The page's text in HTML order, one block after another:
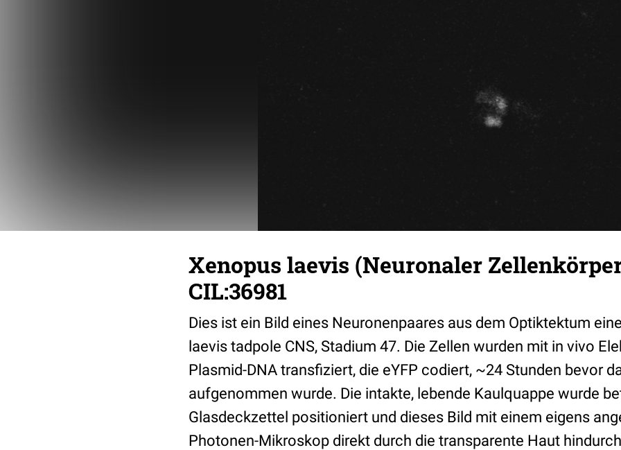
Xenopus laevis (Neuronaler
CIL:36981
Dies ist ein Bild eines Neuronenpaares aus dem Optiktektum
laevis tadpole CNS, Stadium 47. Die Zellen wurden mit in vivo
Plasmid-DNA transfiziert, die eYFP codiert, ~24 Stunden bevor
aufgenommen wurde. Die intakte, lebende Kaulquappe wurde
Glasdeckzettel positioniert und dieses Bild mit einem eigens
Photonen-Mikroskop direkt durch die transparente Haut